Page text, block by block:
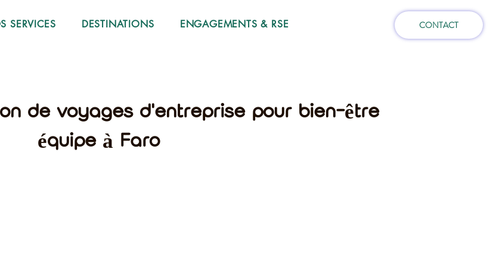
SERVICES DESTINATIONS ENGAGEMENTS & RSE CONTACT
de voyages d'entreprise pour bien-être
équipe à Faro